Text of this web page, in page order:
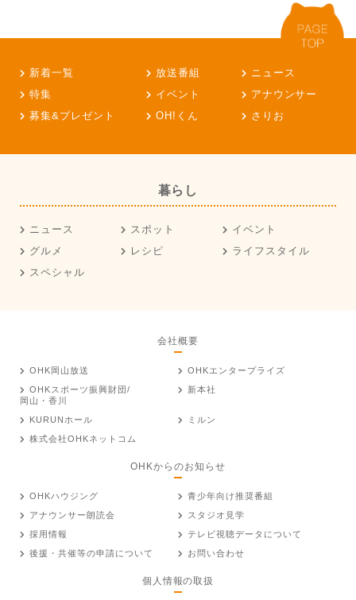
新着一覧 放送番組
ニュース
特集
イベント
アナウンサー
募集&プレゼント
OH!くん さりお
暮らし
ニュース スポット
イベント
グルメ
レシピ
ライフスタイル
スペシャル
会社概要
OHK岡山放送
OHKエンタープライズ
OHKスポーツ振興財団/
岡山・香川
新本社
KURUNホール
ミルン
株式会社OHKネットコム
OHKからのお知らせ
OHKハウジング
青少年向け推奨番組
アナウンサー朗読会
スタジオ見学
採用情報
テレビ視聴データについて
後援・共催等の申請について
お問い合わせ
個人情報の取扱